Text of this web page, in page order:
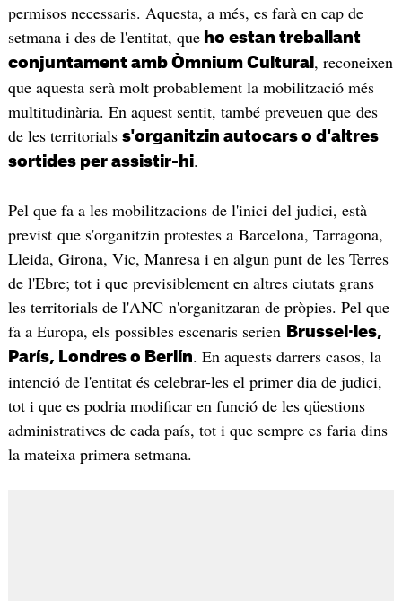
permisos necessaris. Aquesta, a més, es farà en cap de
setmana i des de l'entitat, queho estan treballant
conjuntament amb Òmnium Cultural , reconeixen
que aquesta serà molt probablement la mobilització més
multitudinària. En aquest sentit, també preveuen que des
de les territorials s'organitzin autocars o d'altres
sortides per assistir-hi.
Pel que fa a les mobilitzacions de l'inici del judici, està
previst que s'organitzin protestes a Barcelona, Tarragona,
Lleida, Girona, Vic, Manresa i en algun punt de les Terres
de l'Ebre; tot i que previsiblement en altres ciutats grans
les territorials de l'ANC n'organitzaran de pròpies. Pel que
fa a Europa, els possibles escenaris serien
Brussel·les,
París, Londres o Berlín. En aquests darrers casos, la
intenció de l'entitat és celebrar-les el primer dia de judici,
tot i que es podria modificar en funció de les qüestions
administratives de cada país, tot i que sempre es faria dins
la mateixa primera setmana.